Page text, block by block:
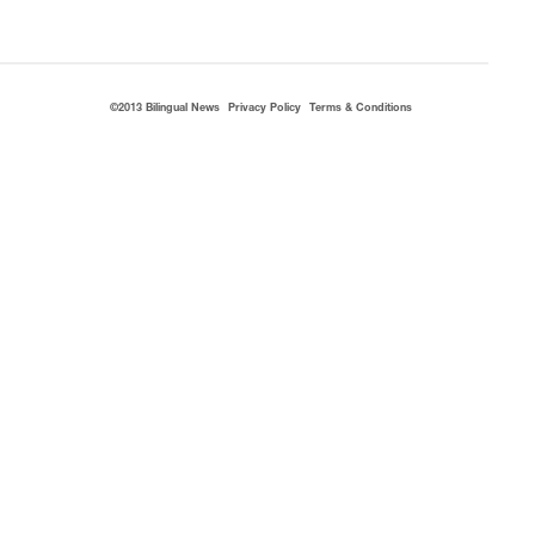
©2013 Bilingual News Privacy Policy Terms & Conditions